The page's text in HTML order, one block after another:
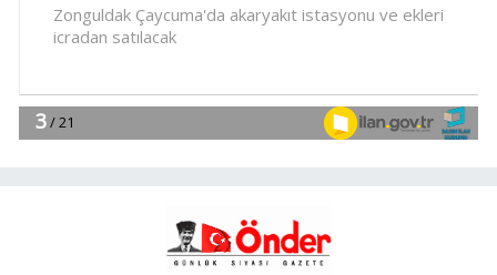
10:06BAKANLIKTAN KIRTASİYE
Genel
'Terörsüz Türkiye' teklifinde gözler
Genel Kurul'da